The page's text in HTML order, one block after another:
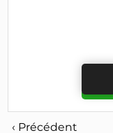
‹ Précédent